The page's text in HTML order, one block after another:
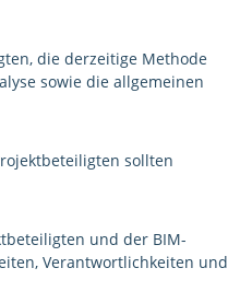
die derzeitige Methode
sowie die allgemeinen
sollten
und der BIM-
Verantwortlichkeiten und